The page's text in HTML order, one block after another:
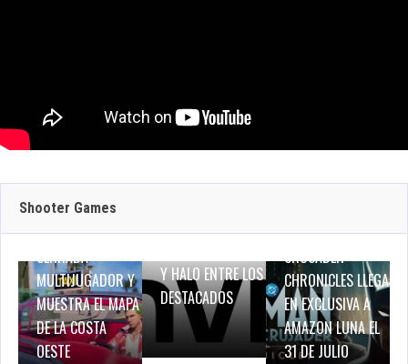
Shooter Games
JULIO 30, 2026
WORLD TOUR
ANUNCIA SU
PRUEBA DE RED
CERRADA
MULTIJUGADOR Y
MUESTRA EL MAPA
DE LA COSTA
OESTE
JULIO 29, 2026
GEFORCE NOW
SUMA 9 JUEGOS
Y HALO ENTRE LOS
DESTACADOS
JULIO 29, 2026
BATMAN: CAPED
CRUSADER –
CHRONICLES LLEGA
EN EXCLUSIVA A
AMAZON LUNA EL
31 DE JULIO